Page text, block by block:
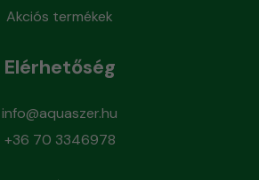
Akciós termékek
Elérhetőség
info@aquaszer.hu
+36 70 3346978